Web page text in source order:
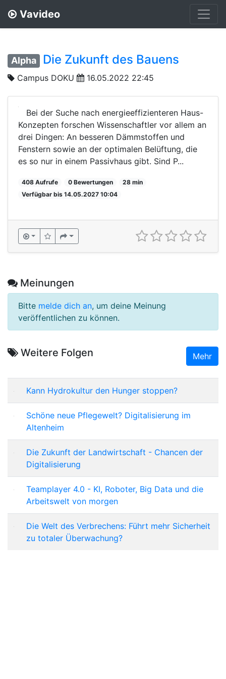
Vavideo
Alpha Die Zukunft des Bauens
Campus DOKU 16.05.2022 22:45
Bei der Suche nach energieeffizienteren Haus-
Konzepten forschen Wissenschaftler vor allem an
drei Dingen: An besseren Dämmstoffen und
Fenstern sowie an der optimalen Belüftung, die
es so nur in einem Passivhaus gibt. Sind P...
408 Aufrufe 0 Bewertungen
28 min
Verfügbar bis 14.05.2027 10:04
Meinungen
Bitte melde dich an, um deine Meinung
veröffentlichen zu können.
Weitere Folgen Mehr
Kann Hydrokultur den Hunger stoppen?
Schöne neue Pflegewelt? Digitalisierung im
Altenheim
Die Zukunft der Landwirtschaft - Chancen der
Digitalisierung
Teamplayer 4.0 - KI, Roboter, Big Data und die
Arbeitswelt von morgen
Die Welt des Verbrechens: Führt mehr Sicherheit
zu totaler Überwachung?